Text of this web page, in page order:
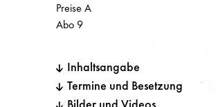
Preise A
Abo 9
Inhaltsangabe
Termine und Besetzung